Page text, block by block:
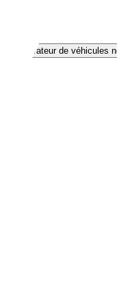
comparateur de véhicules